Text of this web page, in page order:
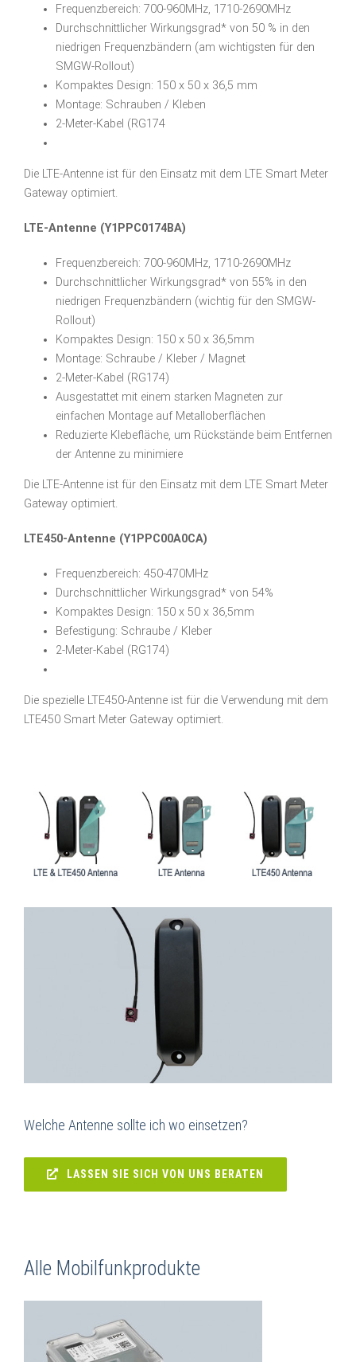
Frequenzbereich: 700-960MHz, 1710-2690MHz
Durchschnittlicher Wirkungsgrad* von 50 % in den
niedrigen Frequenzbändern (am wichtigsten für den
SMGW-Rollout)
Kompaktes Design: 150 x 50 x 36,5 mm
Montage: Schrauben / Kleben
2-Meter-Kabel (RG174
Die LTE-Antenne ist für den Einsatz mit dem LTE Smart Meter
Gateway optimiert.
LTE-Antenne (Y1PPC0174BA)
Frequenzbereich: 700-960MHz, 1710-2690MHz
Durchschnittlicher Wirkungsgrad* von 55% in den
niedrigen Frequenzbändern (wichtig für den SMGW-
Rollout)
Kompaktes Design: 150 x 50 x 36,5mm
Montage: Schraube / Kleber / Magnet
2-Meter-Kabel (RG174)
Ausgestattet mit einem starken Magneten zur
einfachen Montage auf Metalloberflächen
Reduzierte Klebefläche, um Rückstände beim Entfernen
der Antenne zu minimiere
Die LTE-Antenne ist für den Einsatz mit dem LTE Smart Meter
Gateway optimiert.
LTE450-Antenne (Y1PPC00A0CA)
Frequenzbereich: 450-470MHz
Durchschnittlicher Wirkungsgrad* von 54%
Kompaktes Design: 150 x 50 x 36,5mm
Befestigung: Schraube / Kleber
2-Meter-Kabel (RG174)
Die spezielle LTE450-Antenne ist für die Verwendung mit dem
LTE450 Smart Meter Gateway optimiert.
Welche Antenne sollte ich wo einsetzen?
LASSEN SIE SICH VON UNS BERATEN
Alle Mobilfunkprodukte